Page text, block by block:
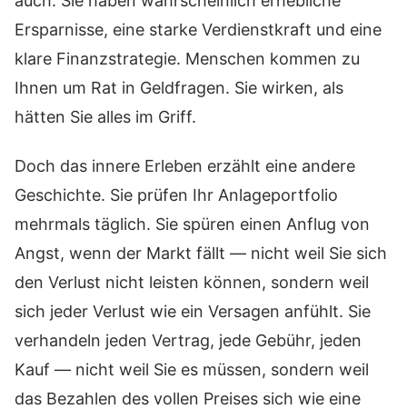
Ersparnisse, eine starke Verdienstkraft und eine
klare Finanzstrategie. Menschen kommen zu
Ihnen um Rat in Geldfragen. Sie wirken, als
hätten Sie alles im Griff.
Doch das innere Erleben erzählt eine andere
Geschichte. Sie prüfen Ihr Anlageportfolio
mehrmals täglich. Sie spüren einen Anflug von
Angst, wenn der Markt fällt — nicht weil Sie sich
den Verlust nicht leisten können, sondern weil
sich jeder Verlust wie ein Versagen anfühlt. Sie
verhandeln jeden Vertrag, jede Gebühr, jeden
Kauf — nicht weil Sie es müssen, sondern weil
das Bezahlen des vollen Preises sich wie eine